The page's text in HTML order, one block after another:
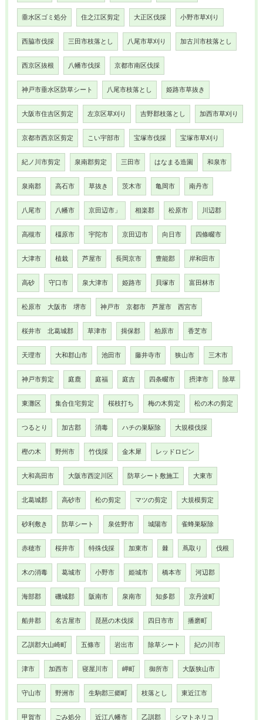
垂水区ゴミ処分 住之江区剪定 大正区伐採 小野市草刈り
西脇市伐採 三田市枝落とし 八尾市草刈り 加古川市枝落とし
西京区抜根 八幡市伐採 京都市南区伐採
神戸市垂水区防草シート 八尾市枝落とし 姫路市草抜き
大阪市住吉区剪定 左京区草刈り 吉野郡枝落とし 加西市草刈り
京都市西京区剪定 こい宇部市 宝塚市伐採 宝塚市草刈り
紀ノ川市剪定 泉南郡剪定 三田市 はなまる造園 和泉市
泉南郡 高石市 草抜き 茨木市 亀岡市 南丹市
八尾市 八幡市 京田辺市」 相楽郡 松原市 川辺郡
高槻市 橿原市 宇陀市 京田辺市 向日市 四條畷市
大津市 植栽 芦屋市 長岡京市 豊能郡 岸和田市
高砂 守口市 泉大津市 姫路市 貝塚市 富田林市
松原市 大阪市 堺市 神戸市 京都市 芦屋市 西宮市
桜井市 北葛城郡 草津市 揖保郡 柏原市 香芝市
天理市 大和郡山市 池田市 藤井寺市 狭山市 三木市
神戸市剪定 庭鹿 庭福 庭吉 四条畷市 摂津市 除草
東灘区 集合住宅剪定 桜枝打ち 梅の木剪定 松の木の剪定
つるとり 加古郡 消毒 ハチの巣駆除 大規模伐採
樫の木 野州市 竹伐採 金木犀 レッドロビン
大和高田市 大阪市西淀川区 防草シート敷施工 大東市
北葛城郡 高砂市 松の剪定 マツの剪定 大規模剪定
砂利敷き 防草シート 泉佐野市 城陽市 雀蜂巣駆除
赤穂市 桜井市 特殊伐採 加東市 棘 蔦取り 伐根
木の消毒 葛城市 小野市 姫城市 橋本市 河辺郡
海部郡 磯城郡 阪南市 泉南市 知多郡 京丹波町
船井郡 名古屋市 琵琶の木伐採 四日市市 播磨町
乙訓郡大山崎町 五條市 岩出市 除草シート 紀の川市
津市 加西市 寝屋川市 岬町 御所市 大阪狭山市
守山市 野洲市 生駒郡三郷町 枝落とし 東近江市
甲賀市 ごみ処分 近江八幡市 乙訓郡 シマトネリコ